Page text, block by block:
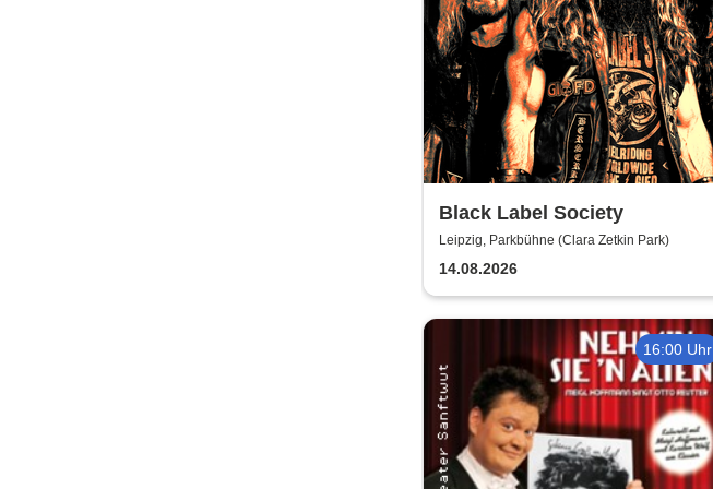
Black Label Society
Leipzig, Parkbühne (Clara Zetkin Park)
14.08.2026
16:00 Uhr